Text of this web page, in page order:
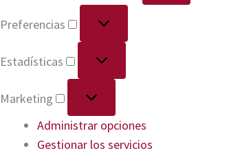
Preferencias
Estadísticas
Marketing
Administrar opciones
Gestionar los servicios